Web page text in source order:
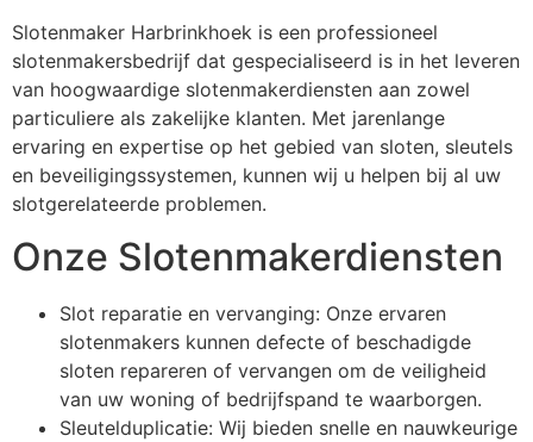
Slotenmaker Harbrinkhoek is een professioneel
slotenmakersbedrijf dat gespecialiseerd is in het leveren
van hoogwaardige slotenmakerdiensten aan zowel
particuliere als zakelijke klanten. Met jarenlange
ervaring en expertise op het gebied van sloten, sleutels
en beveiligingssystemen, kunnen wij u helpen bij al uw
slotgerelateerde problemen.
Onze Slotenmakerdiensten
Slot reparatie en vervanging: Onze ervaren
slotenmakers kunnen defecte of beschadigde
sloten repareren of vervangen om de veiligheid
van uw woning of bedrijfspand te waarborgen.
Sleutelduplicatie: Wij bieden snelle en nauwkeurige